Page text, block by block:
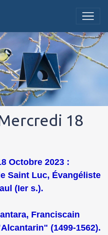
18
Octobre 2023 :
Saint Luc, Évangéliste
(Ier s.).
Franciscain
(1499-1562).